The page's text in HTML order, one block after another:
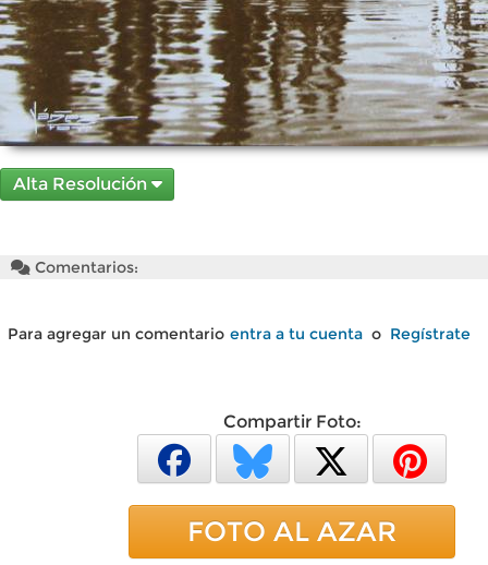
Alta Resolución
Comentarios:
Para agregar un comentario entra a tu cuenta o Regístrate
Compartir Foto:
FOTO AL AZAR